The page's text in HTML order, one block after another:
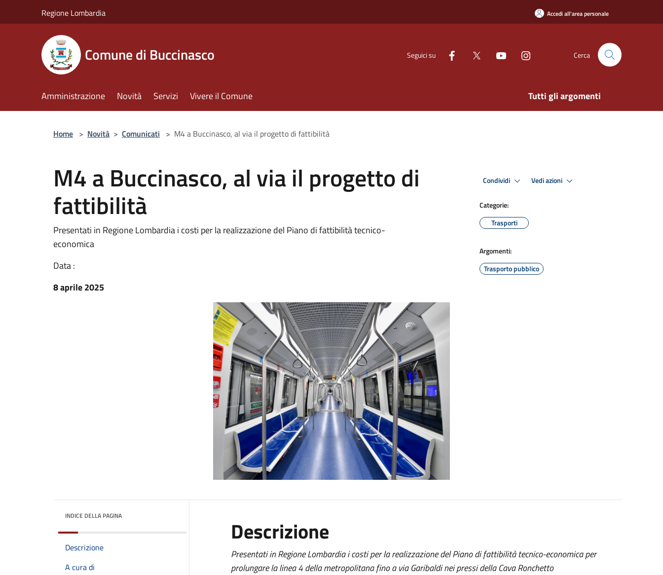
Regione Lombardia Accedi all'area personale
Comune di Buccinasco Seguici su Cerca
Amministrazione Novità Servizi Vivere il Comune Tutti gli argomenti
Home > Novità > Comunicati > M4 a Buccinasco, al via il progetto di fattibilità
M4 a Buccinasco, al via il progetto di
fattibilità
Presentati in Regione Lombardia i costi per la realizzazione del Piano di fattibilità tecnico-
economica
Data :
8 aprile 2025
Condividi Vedi azioni
Categorie:
Trasporti
Argomenti:
Trasporto pubblico
INDICE DELLA PAGINA
Descrizione
A cura di
Descrizione
Presentati in Regione Lombardia i costi per la realizzazione del Piano di fattibilità tecnico-economica per
prolungare la linea 4 della metropolitana fino a via Garibaldi nei pressi della Cava Ronchetto